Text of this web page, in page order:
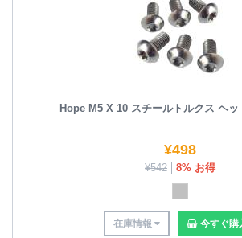
Hope M5 X 10 スチールトルクス ヘッ
¥498
¥542 8% お得
在庫情報 今すぐ購